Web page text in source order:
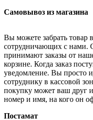
Самовывоз из магазина
Вы можете забрать товар
сотрудничающих с нами.
принимают заказы от
корзине. Когда заказ
уведомление. Вы просто
сотруднику в кассовой
покупку может ваш друг
номер и имя, на кого он
Постамат